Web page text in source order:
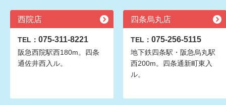
西院店
TEL： 075-311-8221
阪急西院駅西180m。四条
通佐井西入ル。
四条烏丸店
TEL： 075-256-5115
地下鉄四条駅・阪急烏丸駅
西200m。四条通新町東入
ル。